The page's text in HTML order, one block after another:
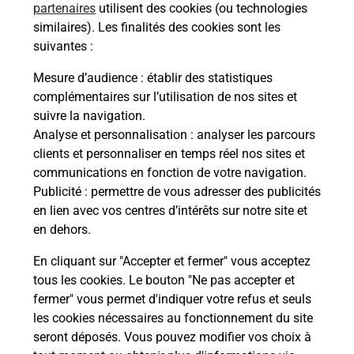
partenaires utilisent des cookies (ou technologies
similaires). Les finalités des cookies sont les
suivantes :
Mesure d’audience : établir des statistiques
complémentaires sur l’utilisation de nos sites et
suivre la navigation.
Analyse et personnalisation : analyser les parcours
clients et personnaliser en temps réel nos sites et
communications en fonction de votre navigation.
Publicité : permettre de vous adresser des publicités
en lien avec vos centres d’intérêts sur notre site et
en dehors.
En cliquant sur "Accepter et fermer" vous acceptez
tous les cookies. Le bouton "Ne pas accepter et
fermer" vous permet d'indiquer votre refus et seuls
les cookies nécessaires au fonctionnement du site
seront déposés. Vous pouvez modifier vos choix à
Comment avoir les résultats du code
de la route ?
Combien de temps dure l'examen du
code de la route ?
Comment s'inscrire au code de la
Combien de fautes pour le code de la
route ?
En Savoir Plus sur Perpignan